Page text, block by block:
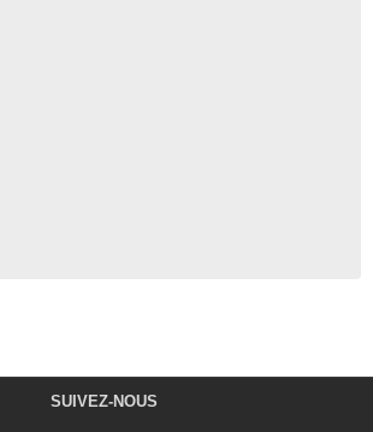
SUIVEZ-NOUS